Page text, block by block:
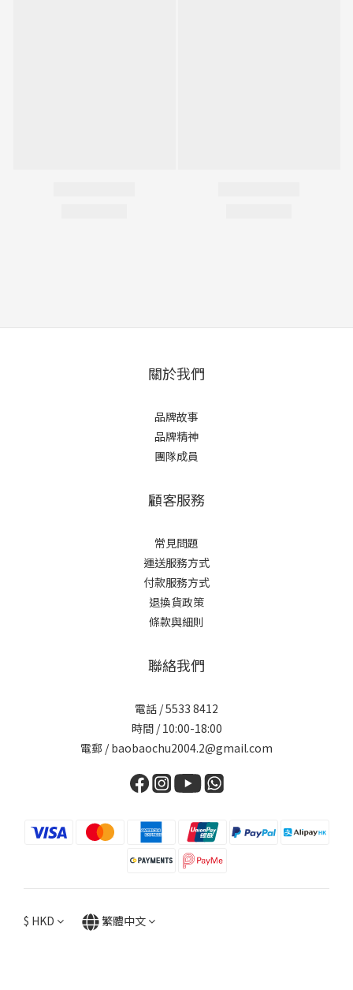
關於我們
品牌故事
品牌精神
團隊成員
顧客服務
常見問題
運送服務方式
付款服務方式
退換貨政策
條款與細則
聯絡我們
電話 / 5533 8412
時間 / 10:00-18:00
電郵 / baobaochu2004.2@gmail.com
$ HKD 繁體中文